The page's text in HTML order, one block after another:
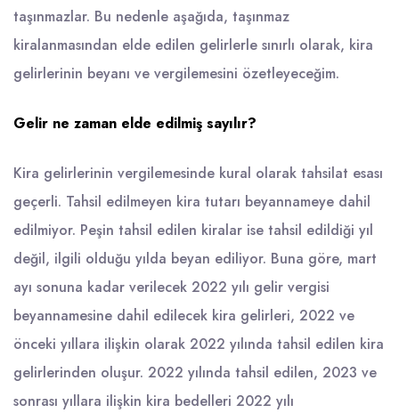
taşınmazlar. Bu nedenle aşağıda, taşınmaz
kiralanmasından elde edilen gelirlerle sınırlı olarak, kira
gelirlerinin beyanı ve vergilemesini özetleyeceğim.
Gelir ne zaman elde edilmiş sayılır?
Kira gelirlerinin vergilemesinde kural olarak tahsilat esası
geçerli. Tahsil edilmeyen kira tutarı beyannameye dahil
edilmiyor. Peşin tahsil edilen kiralar ise tahsil edildiği yıl
değil, ilgili olduğu yılda beyan ediliyor. Buna göre, mart
ayı sonuna kadar verilecek 2022 yılı gelir vergisi
beyannamesine dahil edilecek kira gelirleri, 2022 ve
önceki yıllara ilişkin olarak 2022 yılında tahsil edilen kira
gelirlerinden oluşur. 2022 yılında tahsil edilen, 2023 ve
sonrası yıllara ilişkin kira bedelleri 2022 yılı